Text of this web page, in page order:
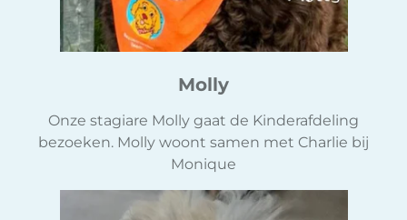
Molly
Onze stagiare Molly gaat de Kinderafdeling
bezoeken. Molly woont samen met Charlie bij
Monique